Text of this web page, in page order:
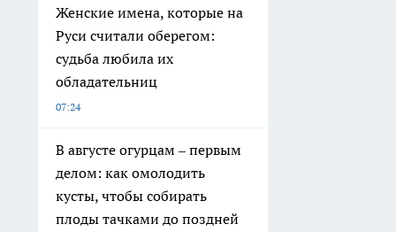
Женские имена, которые на
Руси считали оберегом:
судьба любила их
обладательниц
07:24
В августе огурцам – первым
делом: как омолодить
кусты, чтобы собирать
плоды тачками до поздней